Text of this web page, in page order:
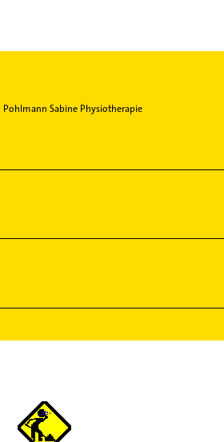
Pohlmann Sabine Physiotherapie